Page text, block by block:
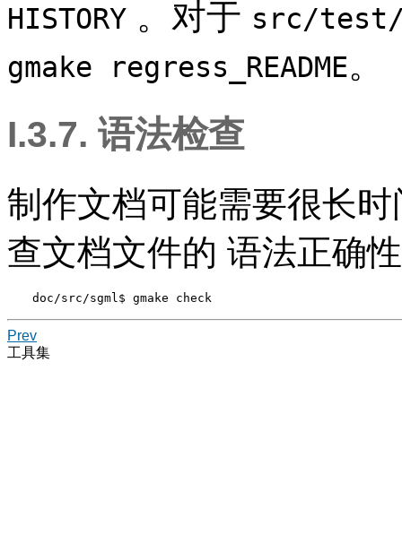
HISTORY 。对于 src/test/
gmake regress_README。
I.3.7. 语法检查
制作文档可能需要很长
查文档文件的 语法正确
doc/src/sgml$ gmake check
Prev
工具集